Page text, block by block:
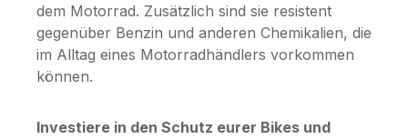
dem Motorrad. Zusätzlich sind sie resistent
gegenüber Benzin und anderen Chemikalien, die
im Alltag eines Motorradhändlers vorkommen
können.
Investiere in den Schutz eurer Bikes und